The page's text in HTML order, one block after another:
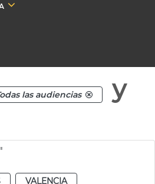
las audiencias
y
VALENCIA